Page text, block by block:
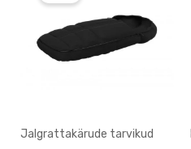
Jalgrattakärude tarvikud
on
mitu